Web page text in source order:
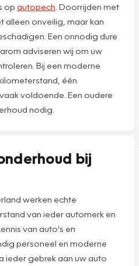
op autopech . Doorrijden met
alleen onveilig, maar kan
Een onnodig dure
adviseren wij om uw
Bij een moderne
één
voldoende. Een oudere
nodig.
bij
werken echte
van ieder automerk en
van auto’s en
personeel en moderne
ieder gebrek aan uw auto